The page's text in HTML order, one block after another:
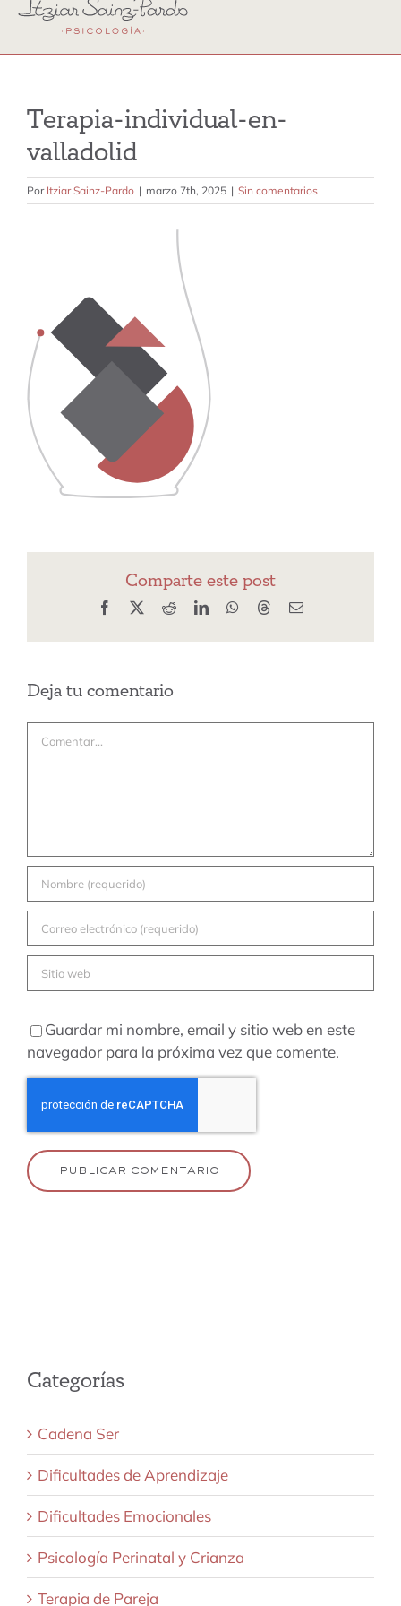
terapia individual
terapia familiar
terapia de pareja
tarifas
blog
Terapia-individual-en-
valladolid
Por Itziar Sainz-Pardo | marzo 7th, 2025 | Sin comentarios
Comparte este post
Facebook RedditLinkedInWhatsApp
ThreadsCorreo
Deja tu comentario
Guardar mi nombre, email y sitio web en este
navegador para la próxima vez que comente.
Categorías
Cadena Ser
Dificultades de Aprendizaje
Dificultades Emocionales
Psicología Perinatal y Crianza
Terapia de Pareja